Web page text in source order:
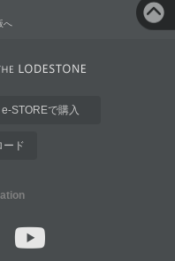
へ
e-STOREで購入
ード